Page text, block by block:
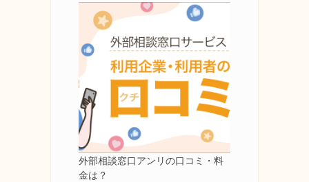
外部相談窓口アンリの口コミ・料
金は？